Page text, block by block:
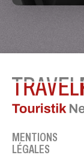
MENTIONS
LÉGALES